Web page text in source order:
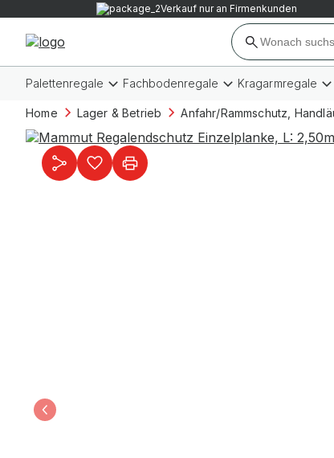
Verkauf nur an Firmenkunden
Palettenregale Fachbodenregale Kragarmregale
Home Lager & Betrieb Anfahr/Rammschutz,